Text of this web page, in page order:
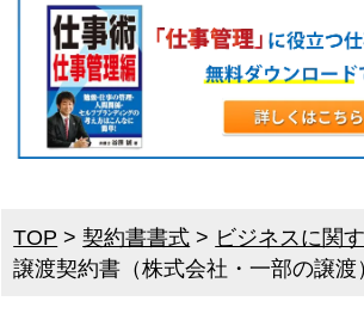
TOP >契約書書式 > ビジネスに関
譲渡契約書（株式会社・一部の譲渡